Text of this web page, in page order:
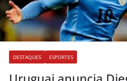
DESTAQUES ESPORTES